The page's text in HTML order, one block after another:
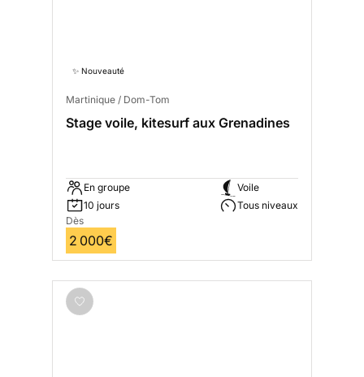
✨ Nouveauté
Martinique / Dom-Tom
Stage voile, kitesurf aux Grenadines
En groupe
10 jours
Voile
Tous niveaux
Dès
2 000€